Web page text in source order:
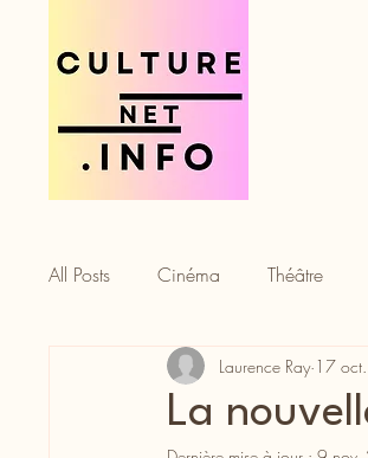
All Posts Cinéma Théâtre
Gastronomie
La
Laurence Ray 17